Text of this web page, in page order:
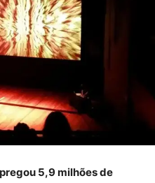
5,9 milhões de